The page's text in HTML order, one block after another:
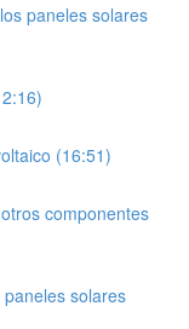
paneles solares
(16:51)
componentes
solares